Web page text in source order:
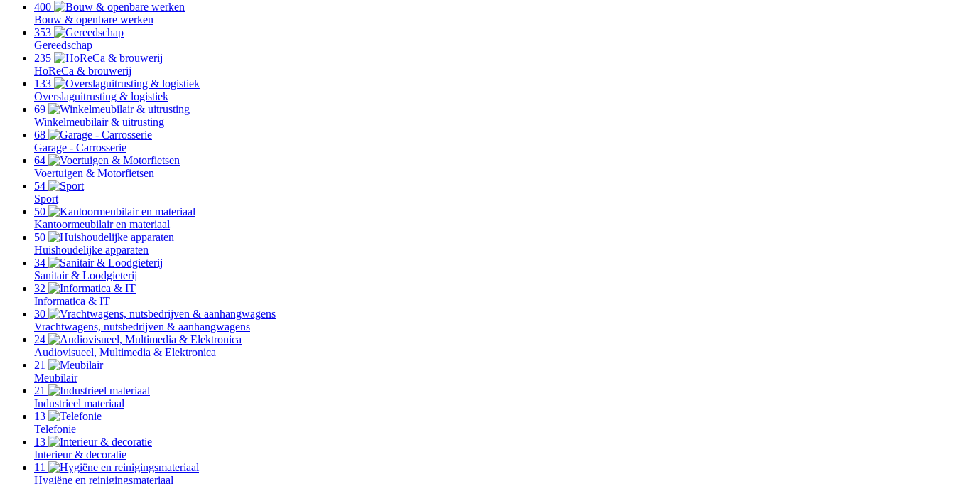
400
Bouw & openbare werken
353
Gereedschap
235
HoReCa & brouwerij
133
Overslaguitrusting & logistiek
69
Winkelmeubilair & uitrusting
68
Garage - Carrosserie
64
Voertuigen & Motorfietsen
54
Sport
50
Kantoormeubilair en materiaal
50
Huishoudelijke apparaten
34
Sanitair & Loodgieterij
32
Informatica & IT
30
Vrachtwagens, nutsbedrijven & aanhangwagens
24
Audiovisueel, Multimedia & Elektronica
21
Meubilair
21
Industrieel materiaal
13
Telefonie
13
Interieur & decoratie
11
Hygiëne en reinigingsmateriaal